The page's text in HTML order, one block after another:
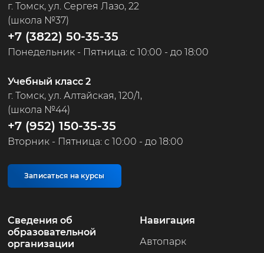
г. Томск, ул. Сергея Лазо, 22
(школа №37)
+7 (3822) 50-35-35
Понедельник - Пятница: с 10:00 - до 18:00
Учебный класс 2
г. Томск, ул. Алтайская, 120/1,
(школа №44)
+7 (952) 150-35-35
Вторник - Пятница: с 10:00 - до 18:00
Записаться на курсы
Сведения об
образовательной
организации
Навигация
Автопарк